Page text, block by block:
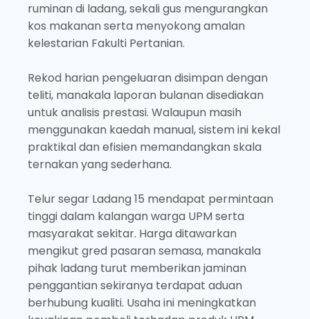
ruminan di ladang, sekali gus mengurangkan
kos makanan serta menyokong amalan
kelestarian Fakulti Pertanian.
Rekod harian pengeluaran disimpan dengan
teliti, manakala laporan bulanan disediakan
untuk analisis prestasi. Walaupun masih
menggunakan kaedah manual, sistem ini kekal
praktikal dan efisien memandangkan skala
ternakan yang sederhana.
Telur segar Ladang 15 mendapat permintaan
tinggi dalam kalangan warga UPM serta
masyarakat sekitar. Harga ditawarkan
mengikut gred pasaran semasa, manakala
pihak ladang turut memberikan jaminan
penggantian sekiranya terdapat aduan
berhubung kualiti. Usaha ini meningkatkan